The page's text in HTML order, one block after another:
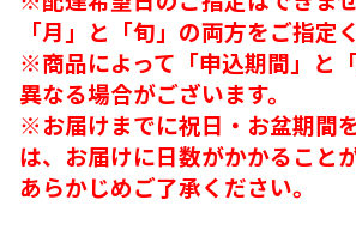
「月」と「旬」の両方をご指定
※商品によって「申込期間」と
異なる場合がございます。
※お届けまでに祝日・お盆期間
は、お届けに日数がかかること
あらかじめご了承ください。